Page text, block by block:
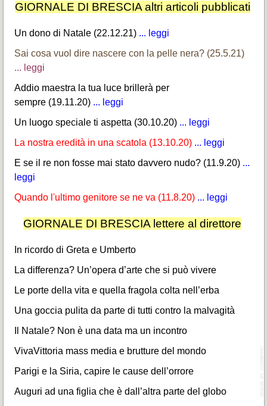
GIORNALE DI BRESCIA altri articoli pubblicati
Un dono di Natale (22.12.21) ... leggi
Sai cosa vuol dire nascere con la pelle nera? (25.5.21)
... leggi
Addio maestra la tua luce brillerà per
sempre (19.11.20) ... leggi
Un luogo speciale ti aspetta (30.10.20) ... leggi
La nostra eredità in una scatola (13.10.20) ... leggi
E se il re non fosse mai stato davvero nudo? (11.9.20) ...
leggi
Quando l'ultimo genitore se ne va (11.8.20) ... leggi
GIORNALE DI BRESCIA lettere al direttore
In ricordo di Greta e Umberto
La differenza? Un’opera d’arte che si può vivere
Le porte della vita e quella fragola colta nell’erba
Una goccia pulita da parte di tutti contro la malvagità
Il Natale? Non è una data ma un incontro
VivaVittoria mass media e brutture del mondo
Parigi e la Siria, capire le cause dell’orrore
Auguri ad una figlia che è dall’altra parte del globo